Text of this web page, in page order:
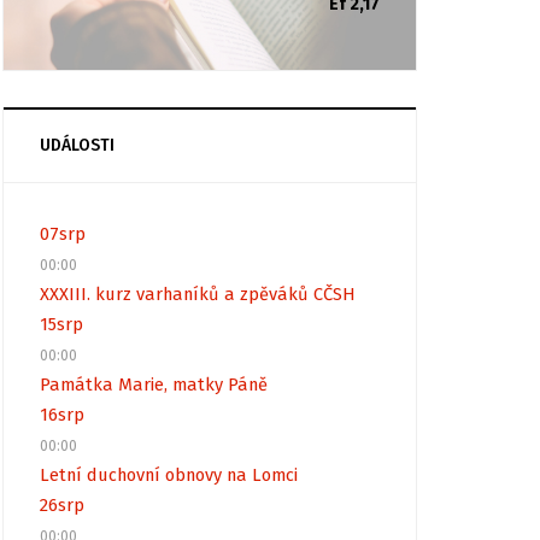
Ef 2,17
UDÁLOSTI
07srp
00:00
XXXIII. kurz varhaníků a zpěváků CČSH
15srp
00:00
Památka Marie, matky Páně
16srp
00:00
Letní duchovní obnovy na Lomci
26srp
00:00